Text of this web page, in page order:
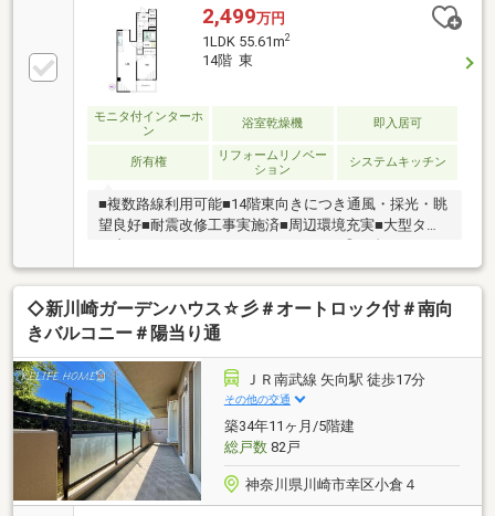
■ 二面バルコニーのメゾネットタイプ■ 2019年3月
リフォーム履歴有リフォーム内容：キッチン交換、浴
室交換、トイレ交換、クロス貼替、フローリング張替
他■ 2016年7月大規模修繕工事実施済＼お気軽にナイ
ス住まいの情報館川崎へお問い合わせください／
2,499万円
1LDK 55.61m2
14階 東
モニタ付インターホ
ン
浴室乾燥機 即入居可
所有権
リフォームリノベー
ション
システムキッチン
■複数路線利用可能■14階東向きにつき通風・採光・眺
望良好■耐震改修工事実施済■周辺環境充実■大型タウ
ン内ーーーーーーーーーーーーーーー◎頭金０円から
購入可能◎FPによるライフプランのシミュレーション
診断◎その他希望に合う物件（未公開含む）のご提案
弊社は不動産総合企業です。お客さまに寄り添ったサ
ービスを心がけています。それぞれのご家族にあう価
下さいませ。物件の確認事項、ご見学希望のお客様は
下記番号までご連絡下さい。お問合せ先：042-709-
6561いつでもお待ちしております。
◇新川崎ガーデンハウス☆彡＃オートロック付＃南向
きバルコニー＃陽当り通
ＪＲ南武線 矢向駅 徒歩17分
その他の交通
築34年11ヶ月/5階建
総戸数82戸
神奈川県川崎市幸区小倉４